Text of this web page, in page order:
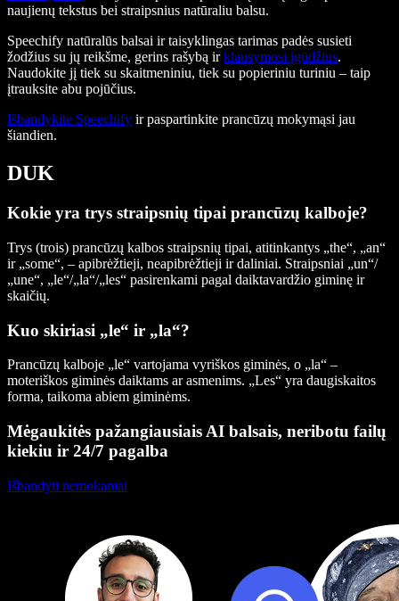
naujienų tekstus bei straipsnius natūraliu balsu.
Speechify natūralūs balsai ir taisyklingas tarimas padės susieti
žodžius su jų reikšme, gerins rašybą irklausymosi įgūdžius.
Naudokite jį tiek su skaitmeniniu, tiek su popieriniu turiniu – taip
įtrauksite abu pojūčius.
Išbandykite Speechify ir paspartinkite prancūzų mokymąsi jau
šiandien.
DUK
Kokie yra trys straipsnių tipai prancūzų kalboje?
Trys (trois) prancūzų kalbos straipsnių tipai, atitinkantys „the“, „an“
ir „some“, – apibrėžtieji, neapibrėžtieji ir daliniai. Straipsniai „un“/
„une“, „le“/„la“/„les“ pasirenkami pagal daiktavardžio giminę ir
skaičių.
Kuo skiriasi „le“ ir „la“?
Prancūzų kalboje „le“ vartojama vyriškos giminės, o „la“ –
moteriškos giminės daiktams ar asmenims. „Les“ yra daugiskaitos
forma, taikoma abiem giminėms.
Mėgaukitės pažangiausiais AI balsais, neribotu failų
kiekiu ir 24/7 pagalba
Išbandyti nemokamai